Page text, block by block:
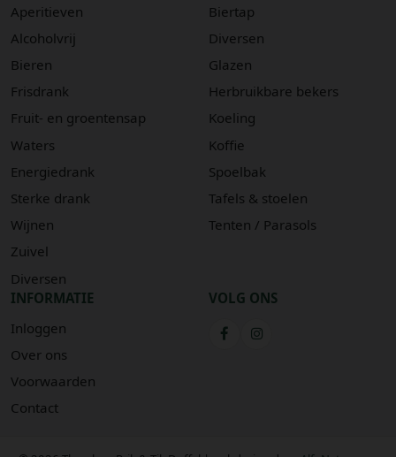
Aperitieven
Alcoholvrij
Bieren
Frisdrank
Fruit- en groentensap
Waters
Energiedrank
Sterke drank
Wijnen
Zuivel
Diversen
Biertap
Diversen
Glazen
Herbruikbare bekers
Koeling
Koffie
Spoelbak
Tafels & stoelen
Tenten / Parasols
INFORMATIE
Inloggen
Over ons
Voorwaarden
Contact
VOLG ONS